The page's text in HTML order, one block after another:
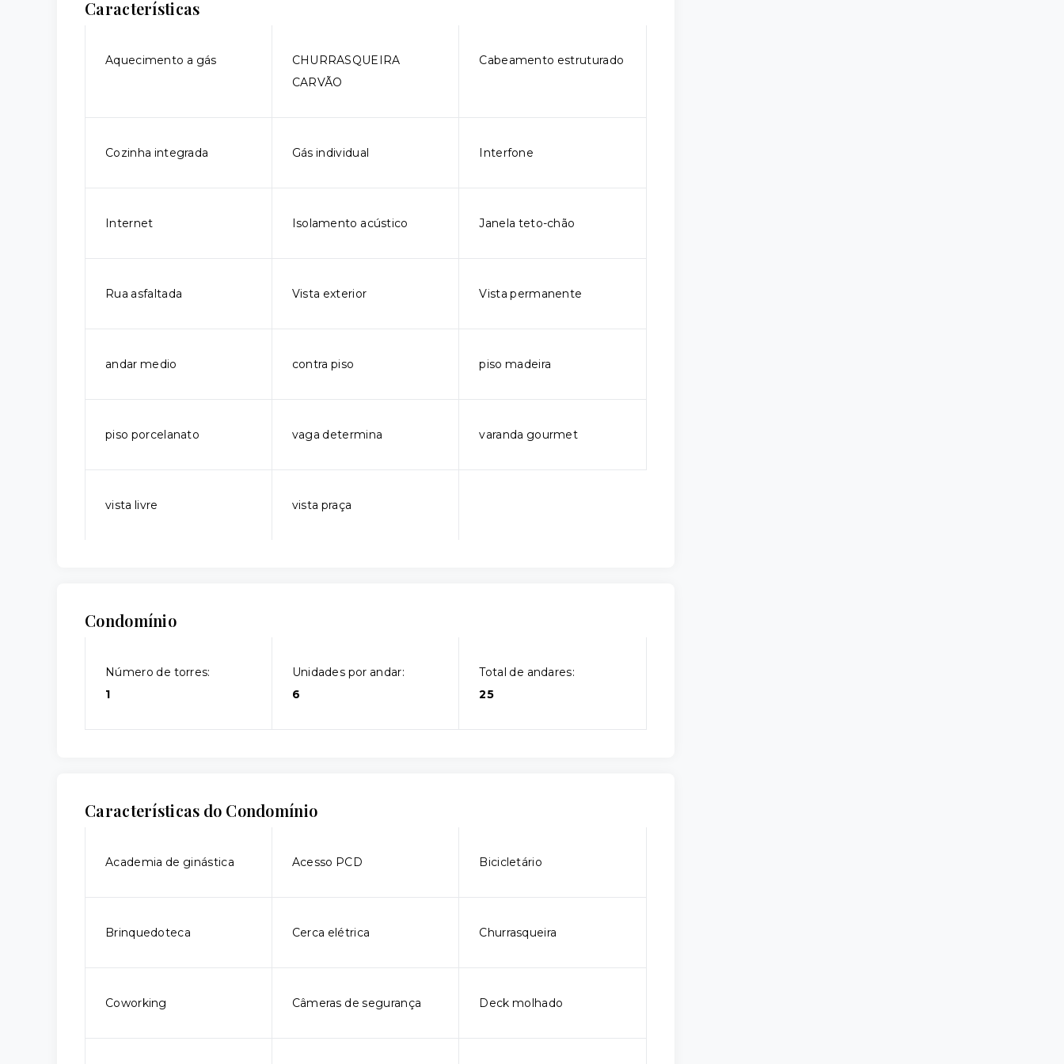
Características
Aquecimento a gás
CHURRASQUEIRA
CARVÃO
Cabeamento estruturado
Cozinha integrada Gás individual Interfone
Internet Isolamento acústico Janela teto-chão
Rua asfaltada Vista exterior Vista permanente
andar medio contra piso piso madeira
piso porcelanato vaga determina varanda gourmet
vista livre vista praça
Condomínio
Número de torres:
1
Unidades por andar:
6
Total de andares:
25
Características do Condomínio
Academia de ginástica Acesso PCD Bicicletário
Brinquedoteca Cerca elétrica Churrasqueira
Coworking Câmeras de segurança Deck molhado